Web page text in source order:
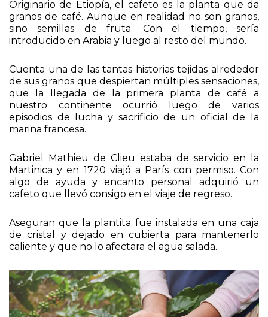
Originario de Etiopía, el cafeto es la planta que da
granos de café. Aunque en realidad no son granos,
sino semillas de fruta. Con el tiempo, sería
Cuenta una de las tantas historias tejidas alrededor
de sus granos que despiertan múltiples sensaciones,
que la llegada de la primera planta de café a
nuestro continente ocurrió luego de varios
episodios de lucha y sacrificio de un oficial de la
Gabriel Mathieu de Clieu estaba de servicio en la
Martinica y en 1720 viajó a París con permiso. Con
algo de ayuda y encanto personal adquirió un
Aseguran que la plantita fue instalada en una caja
de cristal y dejado en cubierta para mantenerlo